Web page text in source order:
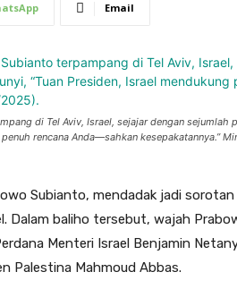
Email
di Tel Aviv, Israel, sejajar dengan sejumlah
rencana Anda—sahkan kesepakatannya.”
Subianto, mendadak jadi
Dalam baliho tersebut, wajah
Menteri Israel Benjamin
Palestina Mahmoud Abbas.